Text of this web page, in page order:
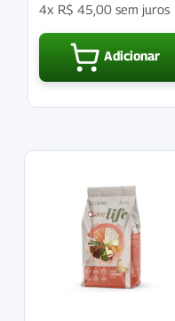
4x R$ 45,00 sem juros
Adicionar